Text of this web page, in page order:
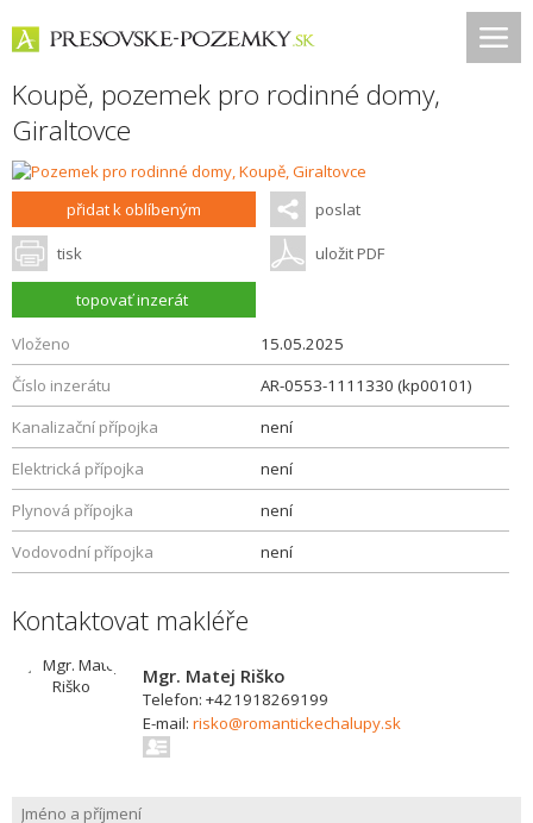
Koupě, pozemek pro rodinné domy,
Giraltovce
přidat k oblíbeným poslat
tisk uložit PDF
topovať inzerát
Vloženo
15.05.2025
Číslo inzerátu
AR-0553-1111330 (kp00101)
Kanalizační přípojka
není
Elektrická přípojka
není
Plynová přípojka
není
Vodovodní přípojka
není
Kontaktovat makléře
Mgr. Matej Riško
Telefon: +421918269199
E-mail: risko@romantickechalupy.sk